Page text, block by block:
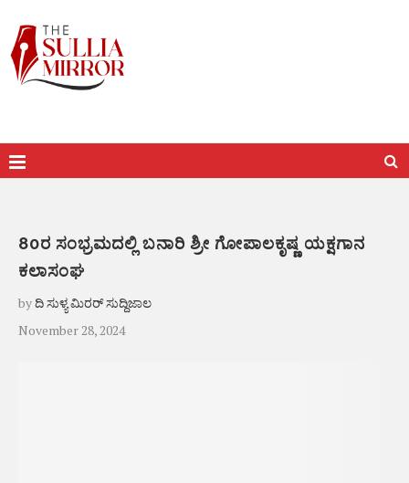
80ರ ಸಂಭ್ರಮದಲ್ಲಿ ಬನಾರಿ ಶ್ರೀ ಗೋಪಾಲಕೃಷ್ಣ ಯಕ್ಷಗಾನ
ಕಲಾಸಂಘ
byದಿ ಸುಳ್ಯ ಮಿರರ್ ಸುದ್ದಿಜಾಲ
November 28, 2024